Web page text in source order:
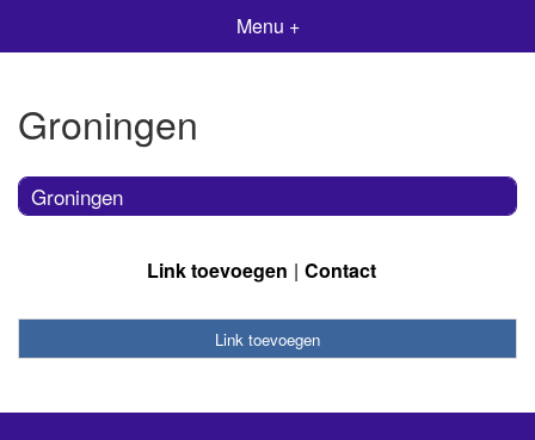
Menu +
Groningen
Groningen
Link toevoegen Contact
Link toevoegen